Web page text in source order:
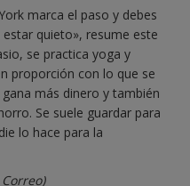
marca el paso y debes
quieto», resume este
se practica yoga y
proporción con lo que se
más dinero y también
Se suele guardar para
lo hace para la
Correo)